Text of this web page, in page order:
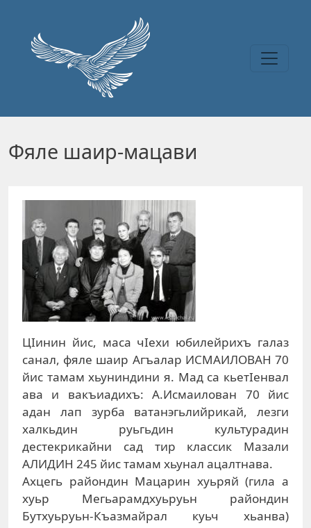
Фяле шаир-мацави
ЦIинин йис, маса чIехи юбилейрихъ галаз
санал, фяле шаир Агъалар ИСМАИЛОВАН 70
йис тамам хьуниндини я. Мад са кьетIенвал
ава и вакъиадихъ: А.Исмаилован 70 йис
адан лап зурба ватанэгьлийрикай, лезги
халкьдин руьгьдин культурадин
дестекрикайни сад тир классик Мазали
АЛИДИН 245 йис тамам хьунал ацалтнава.
Ахцегь райондин Мацарин хуьряй (гила а
хуьр Мегьарамдхуьруьн райондин
Бутхуьруьн-Къазмайрал куьч хьанва)